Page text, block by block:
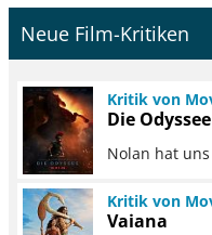
Neue Film-Kritiken
Kritik von
Die Odyssee
Nolan hat
Kritik von
Vaiana